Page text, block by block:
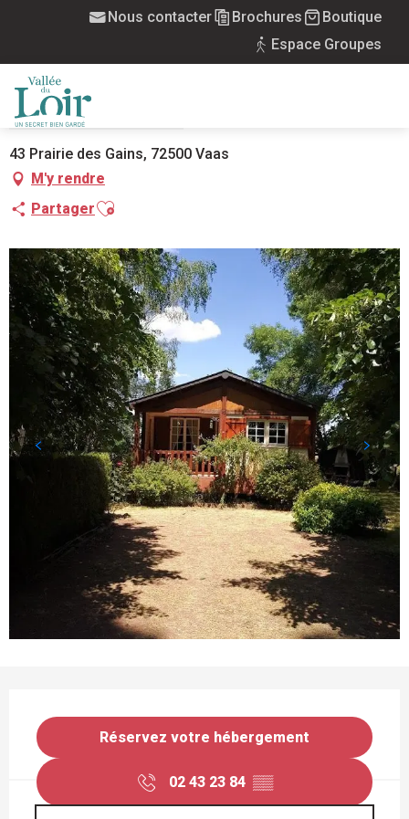
principal
Nous contacter Brochures
Boutique
Espace Groupes
Les Hortensias 72
LES HORTENSIAS 72
MEUBLÉS CHALET
43 Prairie des Gains, 72500 Vaas
M'y rendre
PartagerAjouter aux favoris
Réservez votre hébergement
02 43 23 84 ▒▒